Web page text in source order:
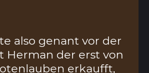
also genant vor der
Herman der erst von
erkaufft,